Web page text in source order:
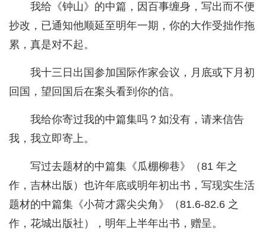
我给《钟山》的中篇，因百事缠身，写出而不便
抄改，已通知他顺延至明年一期，你的大作受拙作拖
累，真是对不起。
我十三日出国参加国际作家会议，月底或下月初
回国，望回国后在案头看到你的信。
我给你寄过我的中篇集吗？如没有，请来信告
我，我立即寄上。
写过去题材的中篇集《瓜棚柳巷》（81 年之
作，吉林出版）也许年底或明年初出书，写现实生活
题材的中篇集《小荷才露尖尖角》（81.6-82.6 之
作，花城出版社），明年上半年出书，赠呈。